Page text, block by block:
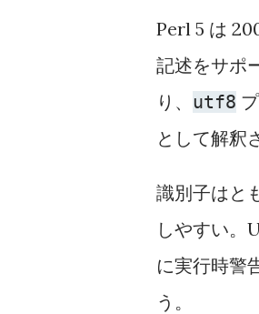
Perl 5 は
記述をサポ
り、
utf8
として解釈
識別子はと
しやすい。
に実行時警
う。